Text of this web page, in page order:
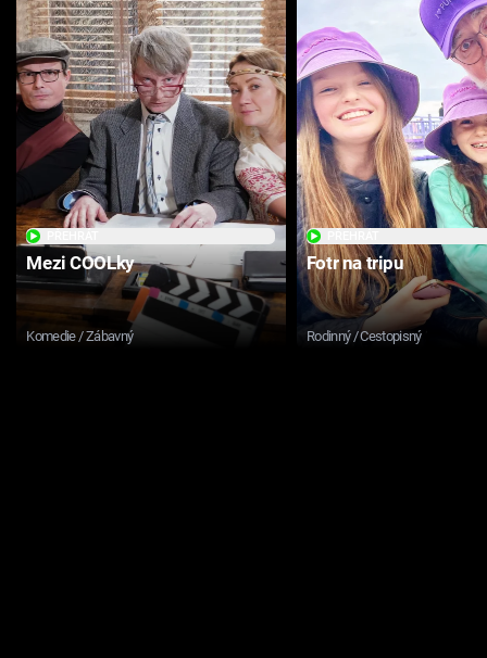
Mezi COOLky
Komedie / Zábavný
Fotr na tripu
Rodinný / Cestopisný